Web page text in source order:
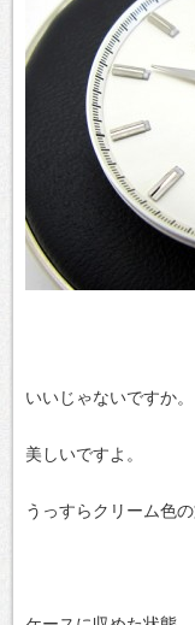
いいじゃないですか。
美しいですよ。
うっすらクリーム色